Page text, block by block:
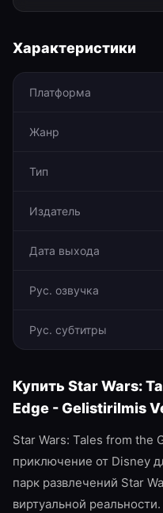
Характеристики
Платформа
Жанр
Тип
Издатель
Дата выхода
Рус. озвучка
Рус. субтитры
Купить Star Wars:
Edge - Gelistirilmis
Star Wars: Tales from the
приключение от Disney
парк развлечений Star
виртуальной